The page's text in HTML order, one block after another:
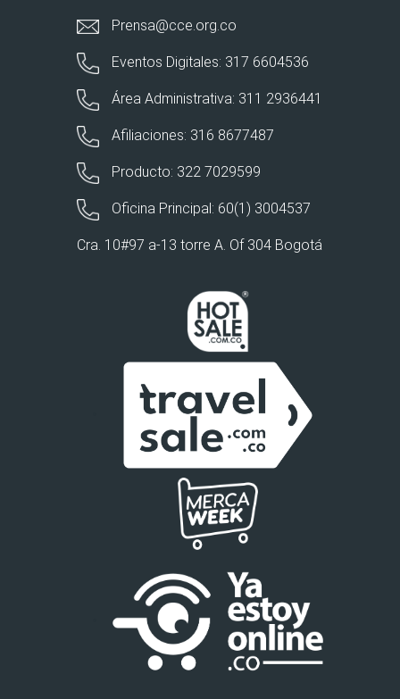
Prensa@cce.org.co
Eventos Digitales: 317 6604536
Área Administrativa: 311 2936441
Afiliaciones: 316 8677487
Producto: 322 7029599
Oficina Principal: 60(1) 3004537
Cra. 10#97 a-13 torre A. Of 304 Bogotá